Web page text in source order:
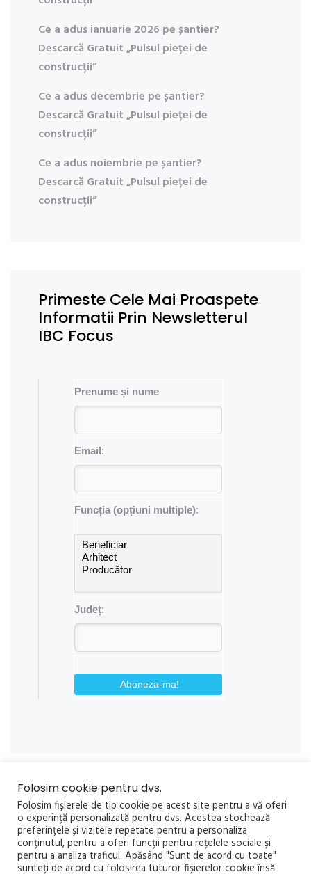
Ce a adus ianuarie 2026 pe șantier?
Descarcă Gratuit „Pulsul pieței de
construcții”
Ce a adus decembrie pe șantier?
Descarcă Gratuit „Pulsul pieței de
construcții”
Ce a adus noiembrie pe șantier?
Descarcă Gratuit „Pulsul pieței de
construcții”
Primeste Cele Mai Proaspete
Informatii Prin Newsletterul
IBC Focus
Prenume și nume
Email:
Funcția (opțiuni multiple):
Județ:
Aboneza-ma!
Folosim cookie pentru dvs.
Folosim fișierele de tip cookie pe acest site pentru a vă oferi
o experință personalizată pentru dvs. Acestea stochează
preferințele și vizitele repetate pentru a personaliza
conținutul, pentru a oferi funcții pentru rețelele sociale și
pentru a analiza traficul. Apăsând "Sunt de acord cu toate"
sunteți de acord cu folosirea tuturor fișierelor cookie însă